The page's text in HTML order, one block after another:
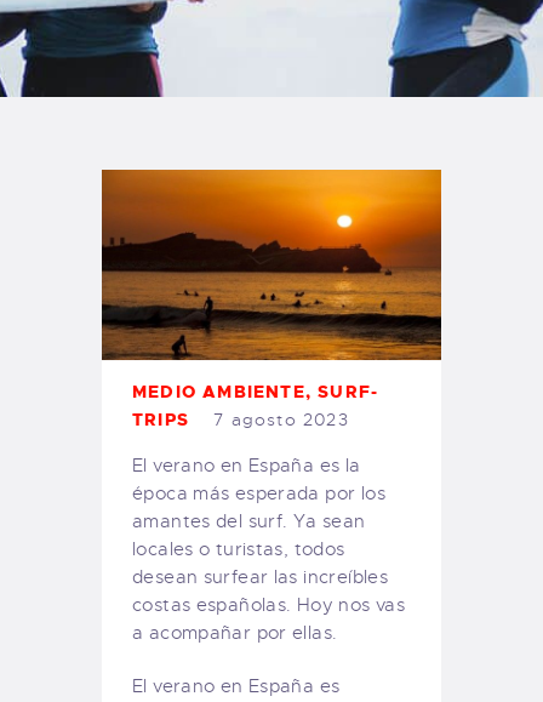
TIENDA FAMILY SURFERS
WEBCAM SALINAS
PEDIDOS
MEDIO AMBIENTE,SURF-
TRIPS
7 agosto 2023
El verano en España es la
época más esperada por los
amantes del surf. Ya sean
locales o turistas, todos
desean surfear las increíbles
costas españolas. Hoy nos vas
a acompañar por ellas.
El verano en España es